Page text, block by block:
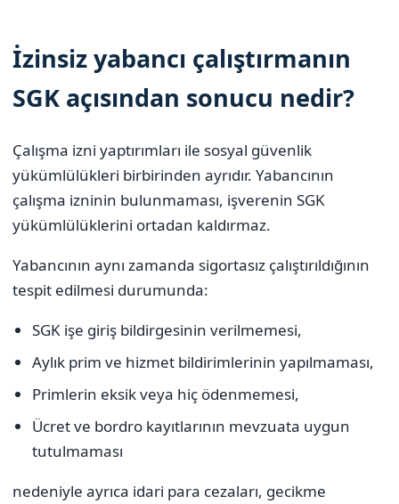
İzinsiz yabancı çalıştırmanın
SGK açısından sonucu nedir?
Çalışma izni yaptırımları ile sosyal güvenlik
yükümlülükleri birbirinden ayrıdır. Yabancının
çalışma izninin bulunmaması, işverenin SGK
yükümlülüklerini ortadan kaldırmaz.
Yabancının aynı zamanda sigortasız çalıştırıldığının
tespit edilmesi durumunda:
SGK işe giriş bildirgesinin verilmemesi,
Aylık prim ve hizmet bildirimlerinin yapılmaması,
Primlerin eksik veya hiç ödenmemesi,
Ücret ve bordro kayıtlarının mevzuata uygun
tutulmaması
nedeniyle ayrıca idari para cezaları, gecikme